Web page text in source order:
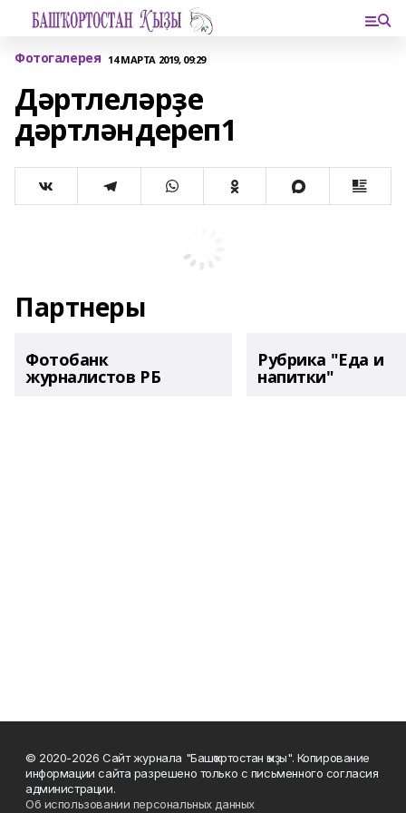
Фотогалерея 14 МАРТА 2019, 09:29
Дәртлеләрҙе
дәртләндереп1
Партнеры
Фотобанк
журналистов РБ
Рубрика "Еда и
напитки"
© 2020-2026 Сайт журнала "Башҡортостан ҡыҙы". Копирование
информации сайта разрешено только с письменного согласия
администрации.
Об использовании персональных данных